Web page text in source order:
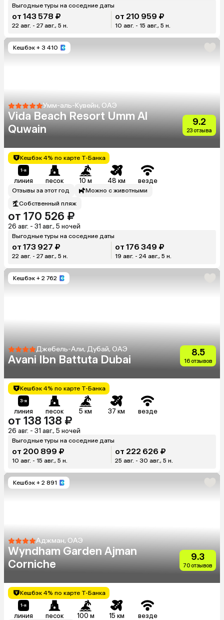
Выгодные туры на соседние даты
от 143 578 ₽
22 авг. - 27 авг., 5 н.
от 210 959 ₽
10 авг. - 15 авг., 5 н.
Кешбэк + 3 410
Умм-аль-Кувейн, ОАЭ
Vida Beach Resort Umm Al
Quwain
9.2
23 отзыва
Кешбэк 4% по карте Т-Банка
линия песок 10 м 48 км везде
Отзывы за этот год
Можно с животными
Собственный пляж
от 170 526 ₽
26 авг. - 31 авг., 5 ночей
Выгодные туры на соседние даты
от 173 927 ₽
22 авг. - 27 авг., 5 н.
от 176 349 ₽
19 авг. - 24 авг., 5 н.
Кешбэк + 2 762
Джебель-Али, Дубай, ОАЭ
Avani Ibn Battuta Dubai
8.5
16 отзывов
Кешбэк 4% по карте Т-Банка
линия песок 5 км 37 км везде
от 138 138 ₽
26 авг. - 31 авг., 5 ночей
Выгодные туры на соседние даты
от 200 899 ₽
10 авг. - 15 авг., 5 н.
от 222 626 ₽
25 авг. - 30 авг., 5 н.
Кешбэк + 2 891
Аджман, ОАЭ
Wyndham Garden Ajman
Corniche
9.3
70 отзывов
Кешбэк 4% по карте Т-Банка
линия песок 100 м 15 км везде